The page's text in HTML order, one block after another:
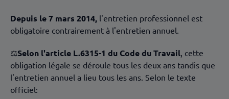
Depuis le 7 mars 2014, l'entretien professionnel est
obligatoire contrairement à l'entretien annuel.
⚖️Selon l'article L.6315-1 du Code du Travail, cette
obligation légale se déroule tous les deux ans tandis que
l'entretien annuel a lieu tous les ans. Selon le texte
officiel: